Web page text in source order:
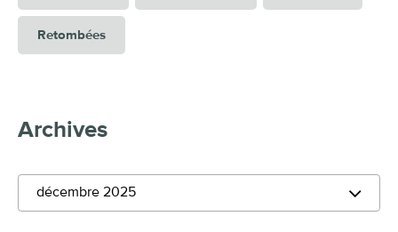
Retombées
Archives
décembre 2025